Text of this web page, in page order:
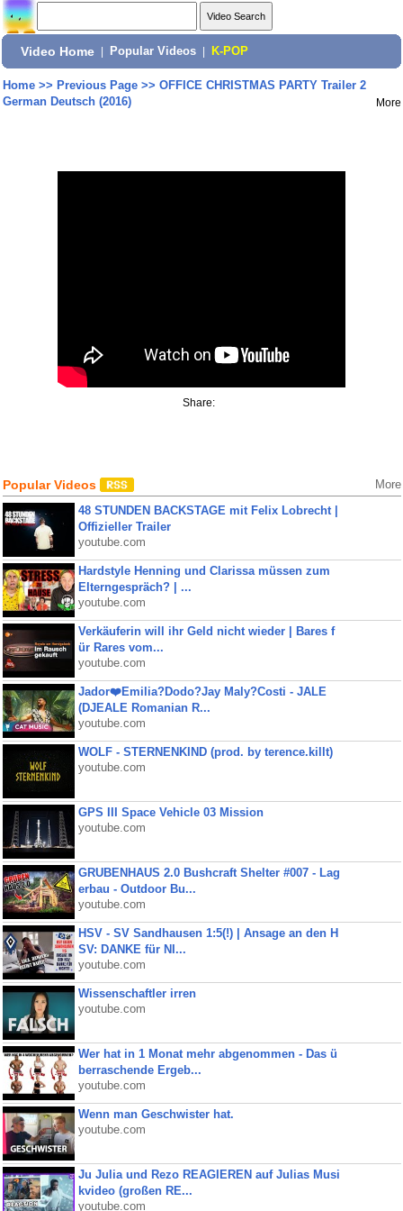
Video Home Popular Videos K-POP
Home>> Previous Page>> OFFICE CHRISTMAS PARTY Trailer 2
German Deutsch (2016)
More
Share:
Popular Videos More
48 STUNDEN BACKSTAGE mit Felix Lobrecht |
Offizieller Trailer
youtube.com
Hardstyle Henning und Clarissa müssen zum
Elterngespräch? | ...
youtube.com
Verkäuferin will ihr Geld nicht wieder | Bares f
ür Rares vom...
youtube.com
Jador❤️Emilia?Dodo?Jay Maly?Costi - JALE
(DJEALE Romanian R...
youtube.com
WOLF - STERNENKIND (prod. by terence.killt)
youtube.com
GPS III Space Vehicle 03 Mission
youtube.com
GRUBENHAUS 2.0 Bushcraft Shelter #007 - Lag
erbau - Outdoor Bu...
youtube.com
HSV - SV Sandhausen 1:5(!) | Ansage an den H
SV: DANKE für NI...
youtube.com
Wissenschaftler irren
youtube.com
Wer hat in 1 Monat mehr abgenommen - Das ü
berraschende Ergeb...
youtube.com
Wenn man Geschwister hat.
youtube.com
Ju Julia und Rezo REAGIEREN auf Julias Musi
kvideo (großen RE...
youtube.com